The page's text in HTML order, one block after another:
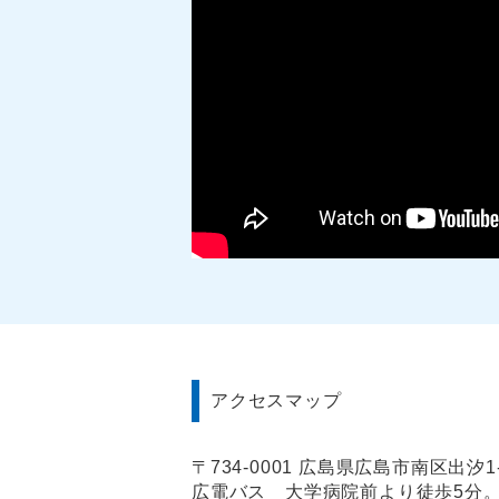
アクセスマップ
〒734-0001 広島県広島市南区出汐
広電バス 大学病院前より徒歩5分。